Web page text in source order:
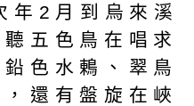
年2月到烏來溪
五色鳥在唱求
色水鶇、翠鳥
還有盤旋在峽